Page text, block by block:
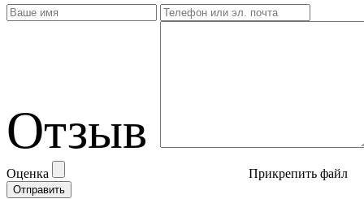
Отзыв
Оценка Прикрепить файл